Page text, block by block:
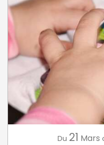
Du 21 Mars